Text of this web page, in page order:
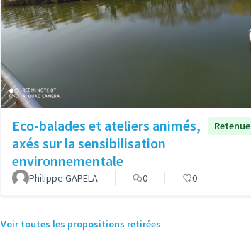
Eco-balades et ateliers animés,
axés sur la sensibilisation
environnementale
Retenue
Philippe GAPELA 0 0
Voir toutes les propositions retirées